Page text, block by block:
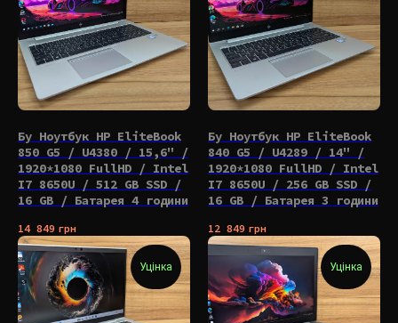
Бу Ноутбук HP EliteBook
850 G5 / U4380 / 15,6" /
1920*1080 FullHD / Intel
I7 8650U / 512 GB SSD /
16 GB / Батарея 4 години
14 849 грн
Бу Ноутбук HP EliteBook
840 G5 / U4289 / 14" /
1920*1080 FullHD / Intel
I7 8650U / 256 GB SSD /
16 GB / Батарея 3 години
12 849 грн
Уцінка Уцінка